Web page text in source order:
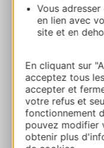
Vous
en lien avec
site et en
En cliquant sur
acceptez tous
accepter et
votre refus et
fonctionnement
pouvez modifier
obtenir plus
E-mail
Facebook
AGGIUNGI
AL TACCUINO